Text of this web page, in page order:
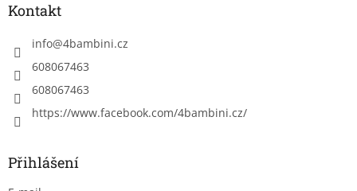
Kontakt
info@4bambini.cz
608067463
608067463
https://www.facebook.com/4bambini.cz/
Přihlášení